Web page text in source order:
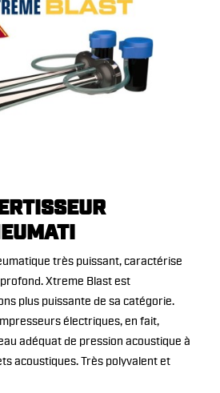
très puissant, caractérise
Xtreme Blast est
plus puissante de sa catégorie.
électriques, en fait,
adéquat de pression acoustique à
acoustiques. Très polyvalent et